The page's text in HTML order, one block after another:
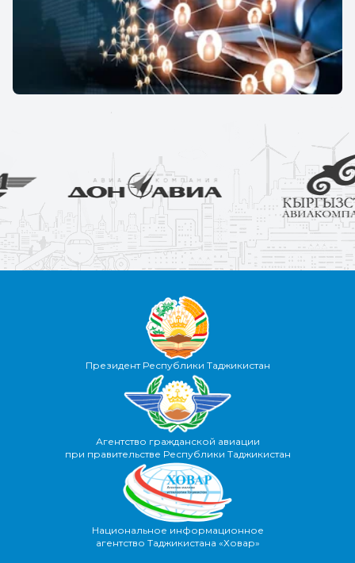
Президент Республики Таджикистан
Агентство гражданской авиации
при правительстве Республики Таджикистан
Национальное информационное
агентство Таджикистана «Ховар»